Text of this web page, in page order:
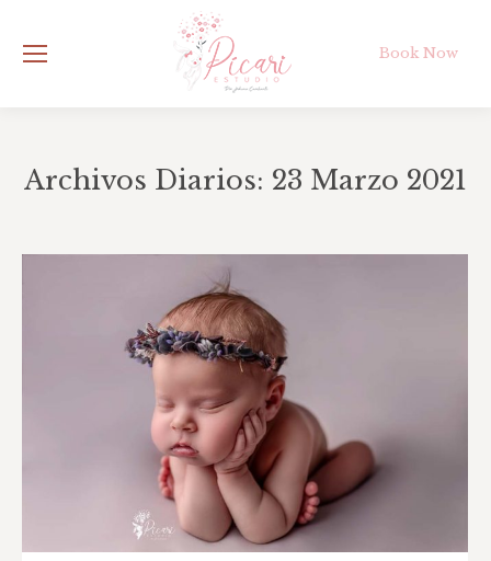
Book Now
Archivos Diarios: 23 Marzo 2021